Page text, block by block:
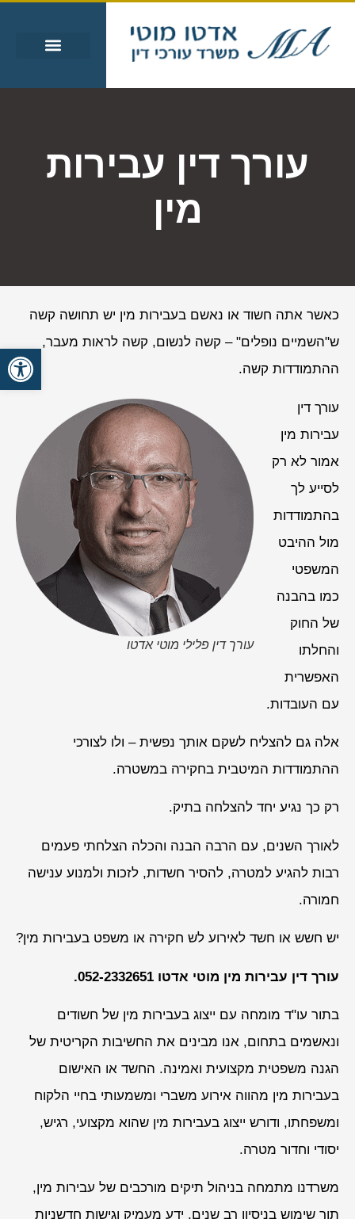
עורך דין עבירות
מין
כאשר אתה חשוד או נאשם בעבירות מין יש תחושה קשה
ש"השמיים נופלים" – קשה לנשום, קשה לראות מעבר,
ההתמודדות קשה.
עורך דין פלילי מוטי אדטו
עורך דין
עבירות מין
אמור לא רק
לסייע לך
בהתמודדות
מול ההיבט
המשפטי
כמו בהבנה
של החוק
והחלתו
האפשרית
עם העובדות.
אלה גם להצליח לשקם אותך נפשית – ולו לצורכי
ההתמודדות המיטבית בחקירה במשטרה.
רק כך נגיע יחד להצלחה בתיק.
לאורך השנים, עם הרבה הבנה והכלה הצלחתי פעמים
רבות להגיע למטרה, להסיר חשדות, לזכות ולמנוע ענישה
חמורה.
יש חשש או חשד לאירוע לש חקירה או משפט בעבירות מין?
עורך דין עבירות מין מוטי אדטו 052-2332651.
בתור עו"ד מומחה עם ייצוג בעבירות מין של חשודים
ונאשמים בתחום, אנו מבינים את החשיבות הקריטית של
הגנה משפטית מקצועית ואמינה. החשד או האישום
בעבירות מין מהווה אירוע משברי ומשמעותי בחיי הלקוח
ומשפחתו, ודורש ייצוג בעבירות מין שהוא מקצועי, רגיש,
יסודי וחדור מטרה.
משרדנו מתמחה בניהול תיקים מורכבים של עבירות מין,
תוך שימוש בניסיון רב שנים, ידע מעמיק וגישות חדשניות
פתח